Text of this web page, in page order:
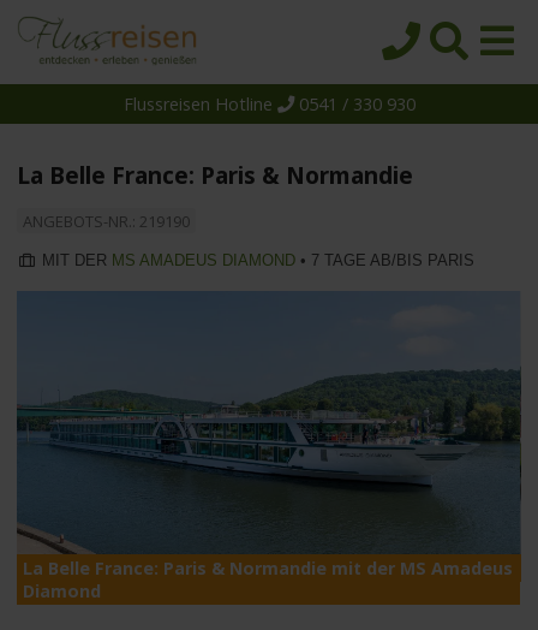
Reedereien
Wissen
Flussreisen Hotline 0541 / 330 930
La Belle France: Paris & Normandie
ANGEBOTS-NR.: 219190
MIT DER MS AMADEUS DIAMOND• 7 TAGE AB/BIS PARIS
La Belle France: Paris & Normandie mit der MS Amadeus
Diamond